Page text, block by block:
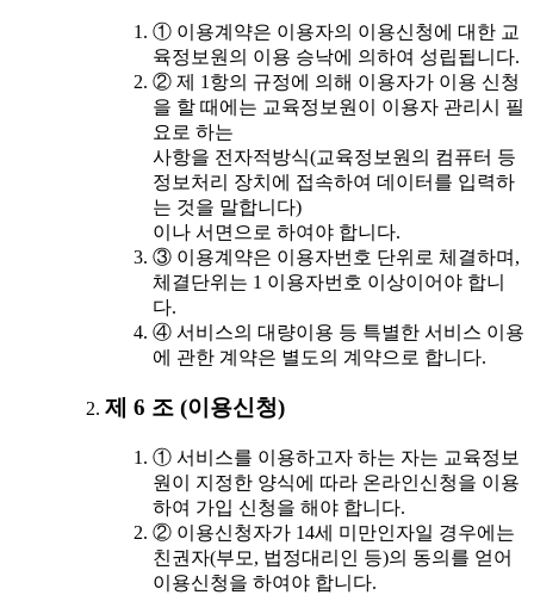
① 이용계약은 이용자의 이용신청에 대한 교
육정보원의 이용 승낙에 의하여 성립됩니다.
② 제 1항의 규정에 의해 이용자가 이용 신청
을 할 때에는 교육정보원이 이용자 관리시 필
요로 하는
사항을 전자적방식(교육정보원의 컴퓨터 등
정보처리 장치에 접속하여 데이터를 입력하
는 것을 말합니다)
이나 서면으로 하여야 합니다.
③ 이용계약은 이용자번호 단위로 체결하며,
체결단위는 1 이용자번호 이상이어야 합니
다.
④ 서비스의 대량이용 등 특별한 서비스 이용
에 관한 계약은 별도의 계약으로 합니다.
제 6 조 (이용신청)
① 서비스를 이용하고자 하는 자는 교육정보
원이 지정한 양식에 따라 온라인신청을 이용
하여 가입 신청을 해야 합니다.
② 이용신청자가 14세 미만인자일 경우에는
친권자(부모, 법정대리인 등)의 동의를 얻어
이용신청을 하여야 합니다.